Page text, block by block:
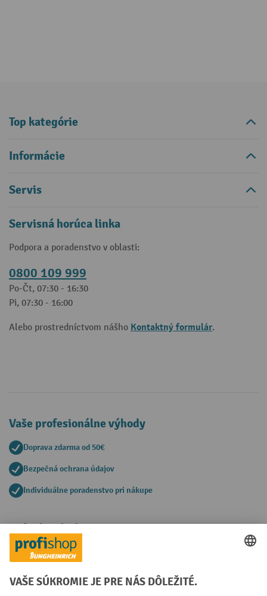
Top kategórie
Informácie
Servis
Servisná horúca linka
Podpora a poradenstvo v oblasti:
0800 109 999
Po-Čt, 07:30 - 16:30
Pi, 07:30 - 16:00
Alebo prostredníctvom nášho Kontaktný formulár.
Vaše profesionálne výhody
Doprava zdarma od 50€
Bezpečná ochrana údajov
Individuálne poradenstvo pri nákupe
Spôsoby platby
Creditcard (Master)Creditcard (Visa)
Faktúra Predplatba